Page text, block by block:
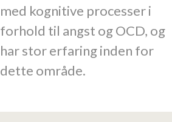
med kognitive processer i
forhold til angst og OCD, og
har stor erfaring inden for
dette område.